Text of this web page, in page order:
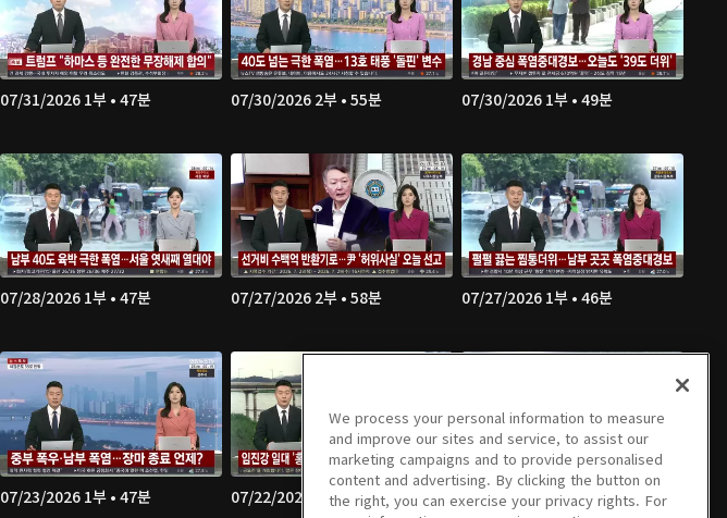
07/31/2026 1부 • 47분 07/30/2026 2부 • 55분 07/30/2026 1부 • 49분
07/28/2026 1부 • 47분 07/27/2026 2부 • 58분 07/27/2026 1부 • 46분
07/23/2026 1부 • 47분 07/22/2026 2부 • 54분 07/22/2026 1부 • 48분
We process your personal information to measure
and improve our sites and service, to assist our
marketing campaigns and to provide personalised
content and advertising. By clicking the button on
the right, you can exercise your privacy rights. For